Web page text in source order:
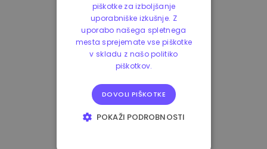
piškotke za izboljšanje
uporabniške izkušnje. Z
uporabo našega spletnega
mesta sprejemate vse piškotke
v skladu z našo politiko
piškotkov.
DOVOLI PIŠKOTKE
POKAŽI PODROBNOSTI